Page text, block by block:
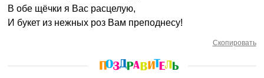
В обе щёчки я Вас расцелую,
И букет из нежных роз Вам преподнесу!
Скопировать